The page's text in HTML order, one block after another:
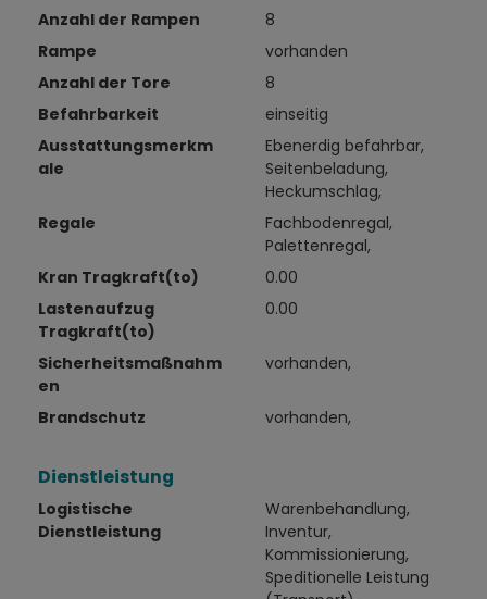
Anzahl der Rampen
8
Rampe
vorhanden
Anzahl der Tore
8
Befahrbarkeit
einseitig
Ausstattungsmerkm
ale
Ebenerdig befahrbar,
Seitenbeladung,
Heckumschlag,
Regale
Fachbodenregal,
Palettenregal,
Kran Tragkraft(to)
0.00
Lastenaufzug
Tragkraft(to)
0.00
Sicherheitsmaßnahm
en
vorhanden,
Brandschutz vorhanden,
Dienstleistung
Logistische
Dienstleistung
Warenbehandlung,
Inventur,
Kommissionierung,
Speditionelle Leistung